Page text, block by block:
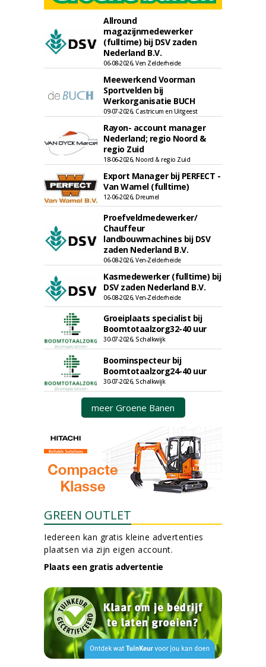
Allround
magazijnmedewerker
(fulltime) bij DSV zaden
Nederland B.V.
06-08-2026, Ven Zelderheide
Meewerkend Voorman
Sportvelden bij
Werkorganisatie BUCH
09-07-2026, Castricum en Uitgeest
Rayon- account manager
Nederland; regio Noord &
regio Zuid
18-06-2026, Noord & regio Zuid
Export Manager bij PERFECT -
Van Wamel (fulltime)
12-06-2026, Dreumel
Proefveldmedewerker/
Chauffeur
landbouwmachines bij DSV
zaden Nederland B.V.
06-08-2026, Ven-Zelderheide
Kasmedewerker (fulltime) bij
DSV zaden Nederland B.V.
06-08-2026, Ven-Zelderheide
Groeiplaats specialist bij
Boomtotaalzorg32-40 uur
30-07-2026, Schalkwijk
Boominspecteur bij
Boomtotaalzorg24-40 uur
30-07-2026, Schalkwijk
meer Groene Banen
GREEN OUTLET
Iedereen kan gratis kleine advertenties
plaatsen via zijn eigen account.
Plaats een gratis advertentie